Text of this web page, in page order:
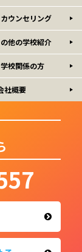
ウンセリング
他の学校紹介
校関係の方
社概要